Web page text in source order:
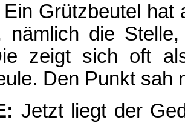
Ein Grützbeutel hat
nämlich die
zeigt sich oft
Den Punkt sah
Jetzt liegt der